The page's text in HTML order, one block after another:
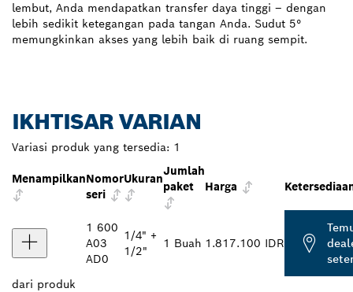
lembut, Anda mendapatkan transfer daya tinggi – dengan
lebih sedikit ketegangan pada tangan Anda. Sudut 5°
memungkinkan akses yang lebih baik di ruang sempit.
IKHTISAR VARIAN
Variasi produk yang tersedia: 1
MenampilkanNomor
seri
Ukuran
Jumlah
paket
Harga
1 600
A03
AD0
1/4" +
1/2"
1 Buah 1.817.100 IDR
dari produk